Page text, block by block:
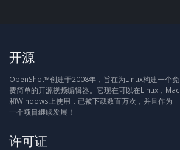
开源
OpenShot™创建于2008年，旨在为Linux构建一个免
费简单的开源视频编辑器。它现在可以在Linux，Mac
和Windows上使用，已被下载数百万次，并且作为
一个项目继续发展！
许可证